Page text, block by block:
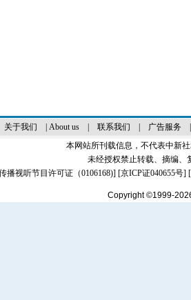
关于我们 About us| 联系我们 广告服务
本网站所刊载信息，不代表中新
未经授权禁止转载、摘编、
播视听节目许可证（0106168)] [京ICP证040655号]
Copyright ©1999-